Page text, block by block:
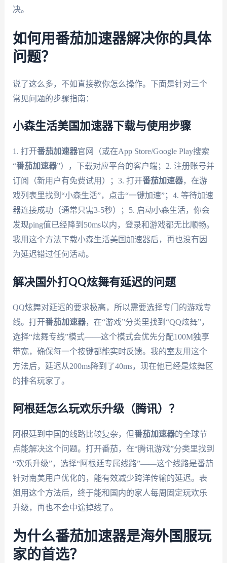
决。
如何用番茄加速器解决你的具体
问题？
说了这么多，不如直接教你怎么操作。下面是针对三个
常见问题的步骤指南：
小森生活美国加速器下载与使用步骤
1. 打开番茄加速器官网（或在App Store/Google Play搜索
“番茄加速器”），下载对应平台的客户端；2. 注册账号并
订阅（新用户有免费试用）；3. 打开番茄加速器，在游
戏列表里找到“小森生活”，点击“一键加速”；4. 等待加速
器连接成功（通常只需3-5秒）；5. 启动小森生活，你会
发现ping值已经降到50ms以内，登录和游戏都无比顺畅。
我用这个方法下载小森生活美国加速器后，再也没有因
为延迟错过任何活动。
解决国外打QQ炫舞有延迟的问题
QQ炫舞对延迟的要求极高，所以需要选择专门的游戏专
线。打开番茄加速器，在“游戏”分类里找到“QQ炫舞”，
选择“炫舞专线”模式——这个模式会优先分配100M独享
带宽，确保每一个按键都能实时反馈。我的室友用这个
方法后，延迟从200ms降到了40ms，现在他已经是炫舞区
的排名玩家了。
阿根廷怎么玩欢乐升级（腾讯）？
阿根廷到中国的线路比较复杂，但番茄加速器的全球节
点能解决这个问题。打开番茄，在“腾讯游戏”分类里找到
“欢乐升级”，选择“阿根廷专属线路”——这个线路是番茄
针对南美用户优化的，能有效减少跨洋传输的延迟。表
姐用这个方法后，终于能和国内的家人每周固定玩欢乐
升级，再也不会中途掉线了。
为什么番茄加速器是海外国服玩
家的首选？